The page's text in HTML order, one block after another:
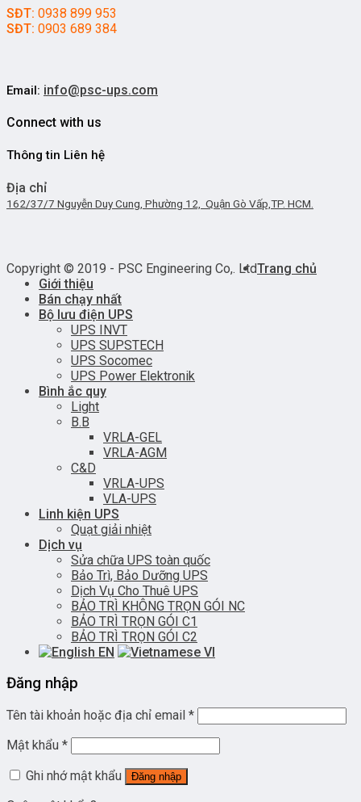
SĐT: 0938 899 953
SĐT: 0903 689 384
Email: info@psc-ups.com
Connect with us
Thông tin Liên hệ
Địa chỉ
162/37/7 Nguyễn Duy Cung, Phường 12, Quận Gò Vấp,TP. HCM.
Copyright © 2019 - PSC Engineering Co,. LtdTrang chủ
Giới thiệu
Bán chạy nhất
Bộ lưu điện UPS
UPS INVT
UPS SUPSTECH
UPS Socomec
UPS Power Elektronik
Bình ắc quy
Light
B.B
VRLA-GEL
VRLA-AGM
C&D
VRLA-UPS
VLA-UPS
Linh kiện UPS
Quạt giải nhiệt
Dịch vụ
Sửa chữa UPS toàn quốc
Bảo Trì, Bảo Dưỡng UPS
Dịch Vụ Cho Thuê UPS
BẢO TRÌ KHÔNG TRỌN GÓI NC
BẢO TRÌ TRỌN GÓI C1
BẢO TRÌ TRỌN GÓI C2
EN
VI
Đăng nhập
Tên tài khoản hoặc địa chỉ email *
Mật khẩu *
Ghi nhớ mật khẩu
Đăng nhập